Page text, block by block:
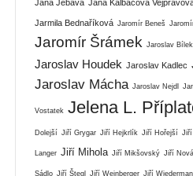
Jana Jebavá Jana Kalbáčová
Jarmila Bednaříková Jaromír Beneš
Jaromír Šrámek Jaroslav Bílek
Jaroslav Houdek Jaroslav Kadlec
Jaroslav Mácha Jaroslav Nejdl
Vostatek Jelena L.
Dolejší Jiří Grygar Jiří Hejkrlík Jiří Hořejší Jiří
Langer Jiří Mihola Jiří Mikšovský Jiří
Sádlo Jiří Štegl Jiří Weinberger Jiří